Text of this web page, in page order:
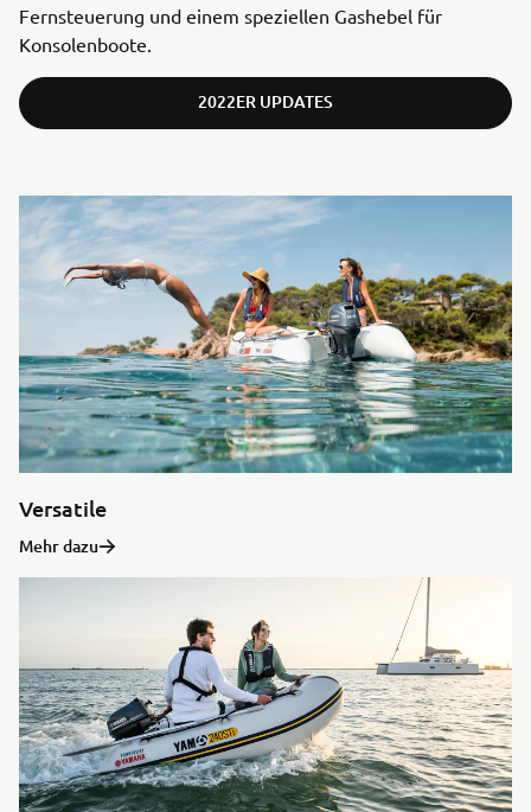
Fernsteuerung und einem speziellen Gashebel für
Konsolenboote.
2022ER UPDATES
Versatile
Mehr dazu